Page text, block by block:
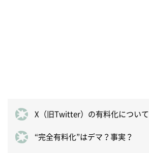
X（旧Twitter）の有料化について
“完全有料化”はデマ？事実？